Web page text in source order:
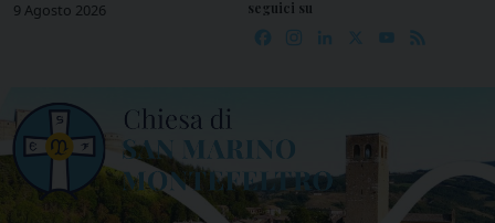
Skip9 Agosto 2026 seguici su
Facebook
Instagram
LinkedIn YouTube